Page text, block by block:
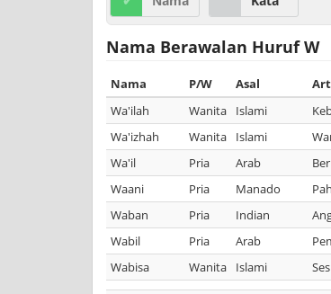
Nama Berawalan Huruf W
Nama P/W Asal
Wa'ilah
Wanita Islami
Wa'izhah
Wanita Islami
Wa'il
Pria Arab
Waani
Pria Manado
Waban
Pria Indian
Wabil
Pria Arab
Wabisa
Wanita Islami